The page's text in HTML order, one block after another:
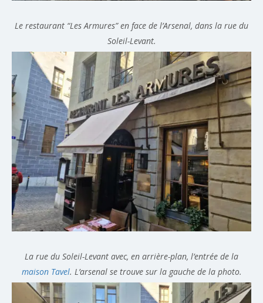
Le restaurant “Les Armures” en face de l’Arsenal, dans la rue du
Soleil-Levant.
La rue du Soleil-Levant avec, en arrière-plan, l’entrée de la
maison Tavel. L’arsenal se trouve sur la gauche de la photo.